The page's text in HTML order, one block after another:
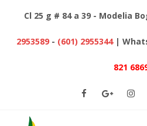
Cl 25 g # 84 a 39 - Modelia
2953589 - (601) 2955344 |
821